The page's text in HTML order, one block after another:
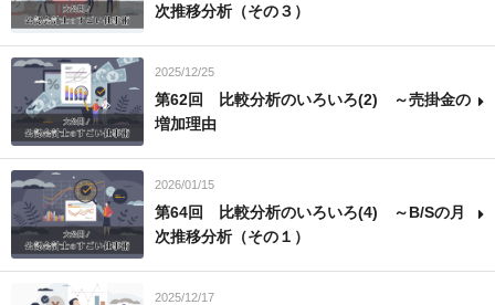
次推移分析（その３）
2025/12/25
第62回 比較分析のいろいろ(2) ～売掛金の
増加理由
2026/01/15
第64回 比較分析のいろいろ(4) ～B/Sの月
次推移分析（その１）
2025/12/17